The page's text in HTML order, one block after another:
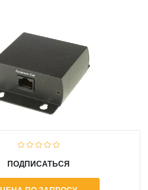
ПОДПИСАТЬСЯ